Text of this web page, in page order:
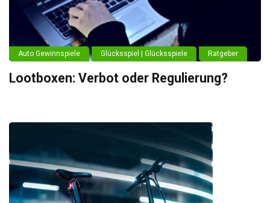
Auto Gewinnspiele Glücksspiel | Glücksspiele Ratgeber
Lootboxen: Verbot oder Regulierung?